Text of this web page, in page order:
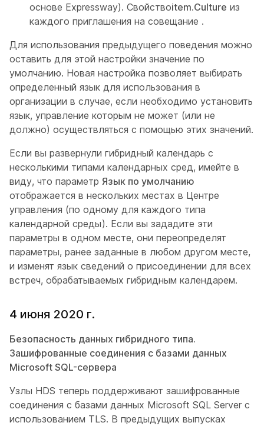
основе Expressway). Свойствоitem.Culture из
каждого приглашения на совещание .
Для использования предыдущего поведения можно
оставить для этой настройки значение по
умолчанию. Новая настройка позволяет выбирать
определенный язык для использования в
организации в случае, если необходимо установить
язык, управление которым не может (или не
должно) осуществляться с помощью этих значений.
Если вы развернули гибридный календарь с
несколькими типами календарных сред, имейте в
виду, что параметр Язык по умолчанию
отображается в нескольких местах в Центре
управления (по одному для каждого типа
календарной среды). Если вы зададите эти
параметры в одном месте, они переопределят
параметры, ранее заданные в любом другом месте,
и изменят язык сведений о присоединении для всех
встреч, обрабатываемых гибридным календарем.
4 июня 2020 г.
Безопасность данных гибридного типа.
Зашифрованные соединения с базами данных
Microsoft SQL-сервера
Узлы HDS теперь поддерживают зашифрованные
соединения с базами данных Microsoft SQL Server с
использованием TLS. В предыдущих выпусках